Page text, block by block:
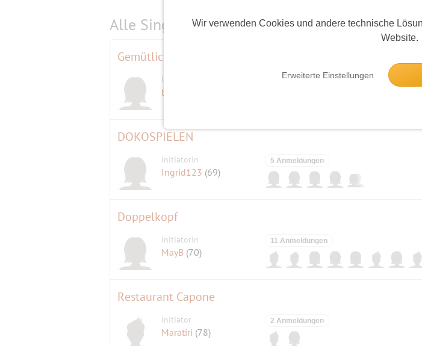
Wir verwenden Cookies und andere technische
Website.
Erweiterte Einstellungen
Alle Single-Events amselben Tag
Gemütliches Frühstück am Donnerstag
Initiatorin
berline
11 Anmeldungen
DOKOSPIELEN
Initiatorin
Ingrid123 (69)
5 Anmeldungen
Doppelkopf
Initiatorin
MayB (70)
11 Anmeldungen
Restaurant Capone
Initiator
Maratiri (78)
2 Anmeldungen